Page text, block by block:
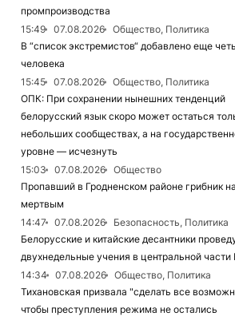
промпроизводства
15:49
07.08.2026
Общество, Политика
В “список экстремистов“ добавлено еще
человека
15:45
07.08.2026
Общество, Политика
ОПК: При сохранении нынешних тенденций
белорусский язык скоро может остаться
небольших сообществах, а на
уровне — исчезнуть
15:03
07.08.2026
Общество
Пропавший в Гродненском районе грибник
мертвым
14:47
07.08.2026
Безопасность, Политика
Белорусские и китайские десантники
двухнедельные учения в центральной
14:34
07.08.2026
Общество, Политика
Тихановская призвала "сделать все
чтобы преступления режима не остались